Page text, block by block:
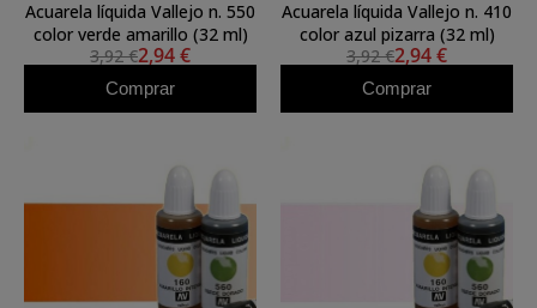
Acuarela líquida Vallejo n. 550
color verde amarillo (32 ml)
3,92 €2,94 €
Comprar
Acuarela líquida Vallejo n. 410
color azul pizarra (32 ml)
3,92 €2,94 €
Comprar